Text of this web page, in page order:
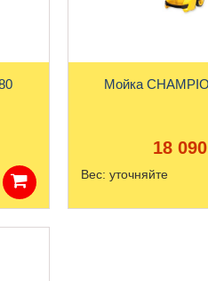
18 090
Вес: уточняйте